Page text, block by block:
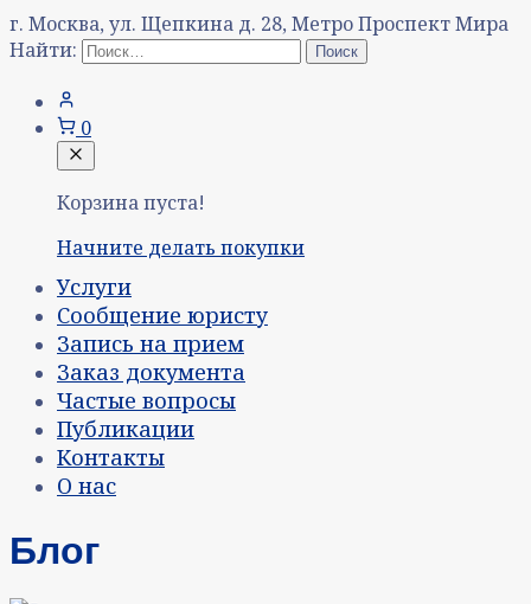
г. Москва, ул. Щепкина д. 28, Метро Проспект Мира
Найти:
0
Корзина пуста!
Начните делать покупки
Услуги
Сообщение юристу
Запись на прием
Заказ документа
Частые вопросы
Публикации
Контакты
О нас
Блог